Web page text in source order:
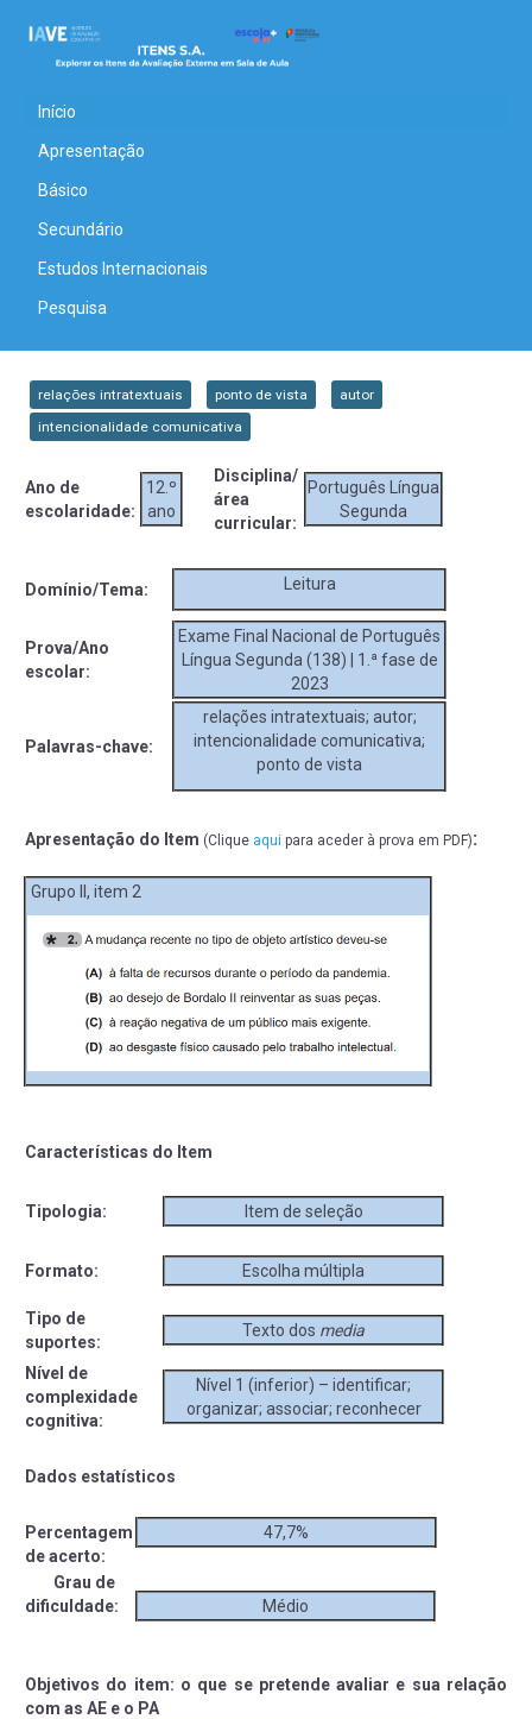
Início
Apresentação
Básico
Secundário
Estudos Internacionais
Pesquisa
relações intratextuais ponto de vista
autor
intencionalidade comunicativa
Ano de
escolaridade:
12.º
ano
Disciplina/
área
curricular:
Português Língua
Segunda
Domínio/Tema: Leitura
Prova/Ano
escolar:
Exame Final Nacional de Português
Língua Segunda (138) | 1.ª fase de
2023
Palavras-chave:
relações intratextuais; autor;
intencionalidade comunicativa;
ponto de vista
Apresentação do Item (Clique aqui para aceder à prova em PDF):
Grupo II, item 2
Características do Item
Tipologia: Item de seleção
Formato: Escolha múltipla
Tipo de
suportes:
Texto dos media
Nível de
complexidade
cognitiva:
Nível 1 (inferior) – identificar;
organizar; associar; reconhecer
Dados estatísticos
Percentagem
de acerto:
47,7%
Grau de
dificuldade:
Médio
Objetivos do item: o que se pretende avaliar e sua relação
com as AE e o PA